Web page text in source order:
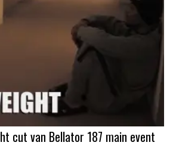
cut van Bellator 187 main event